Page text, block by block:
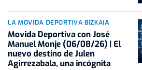
LA MOVIDA DEPORTIVA BIZKAIA
Movida Deportiva con José
Manuel Monje (06/08/26) | El
nuevo destino de Julen
Agirrezabala, una incógnita